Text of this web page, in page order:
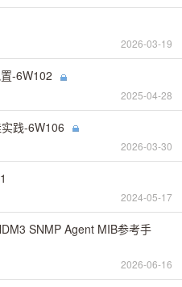
2026-03-19
-6W102
2025-04-28
践-6W106
2026-03-30
2024-05-17
SNMP Agent MIB参考手
2026-06-16